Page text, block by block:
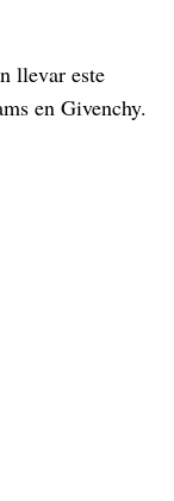
llevar este
en Givenchy.